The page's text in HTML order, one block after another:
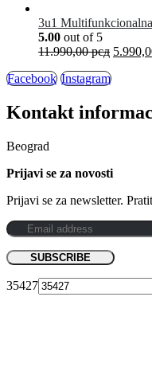
3u1
5.00 out of 5
11.990,00рсд
Facebook Instagram
Kontakt
Beograd
Prijavi se za novosti
Prijavi se za newsletter.
35427